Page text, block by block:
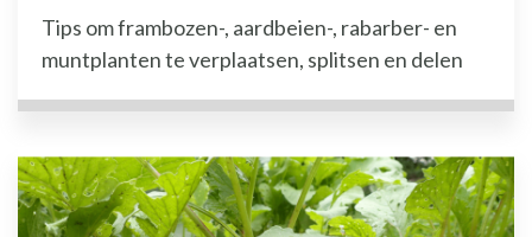
Tips om frambozen-, aardbeien-, rabarber- en
muntplanten te verplaatsen, splitsen en delen